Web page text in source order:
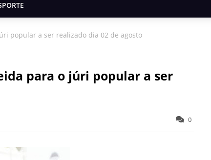
popular a ser realizado dia 02 de agosto
para o júri popular a ser
0